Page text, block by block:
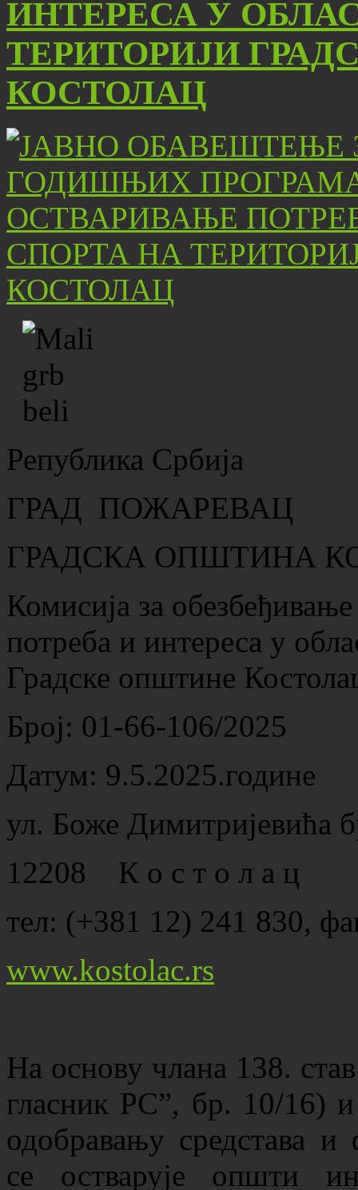
ИНТЕРЕСА У
ТЕРИТОРИЈИ
КОСТОЛАЦ
Република Србија
ГРАД ПОЖАРЕВАЦ
ГРАДСКА ОПШТИНА
Комисија за
потреба и интереса у
Градске општине
Број: 01-66-106/2025
Датум: 9.5.2025.године
ул. Боже Димитријевића
12208 К о с т о л а ц
тел: (+381 12) 241 830,
www.kostolac.rs
Нa oснoву члaнa 138.
гласник РС”, бр. 10/16)
одобравању средстава
се остварује општи